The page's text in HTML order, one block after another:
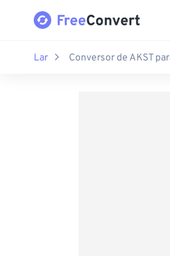
Lar Conversor de AKST